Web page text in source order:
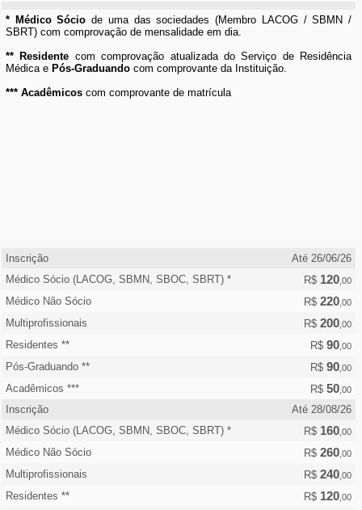
* Médico Sócio de uma das sociedades (Membro LACOG / SBMN /
SBRT) com comprovação de mensalidade em dia.
** Residente com comprovação atualizada do Serviço de Residência
Médica e Pós-Graduando com comprovante da Instituição.
*** Acadêmicos com comprovante de matrícula
Inscrição
Até 26/06/26
Médico Sócio (LACOG, SBMN, SBOC, SBRT) *
R$ 120 ,00
Médico Não Sócio R$ 220 ,00
Multiprofissionais R$ 200 ,00
Residentes ** R$ 90 ,00
Pós-Graduando ** R$ 90 ,00
Acadêmicos *** R$ 50 ,00
Inscrição
Até 28/08/26
Médico Sócio (LACOG, SBMN, SBOC, SBRT) *
R$ 160 ,00
Médico Não Sócio R$ 260 ,00
Multiprofissionais R$ 240 ,00
Residentes ** R$ 120 ,00